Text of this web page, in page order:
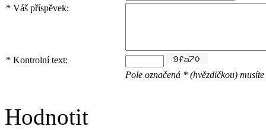
* Váš příspěvek:
* Kontrolní text:
Pole označená * (hvězdičkou)
Hodnotit